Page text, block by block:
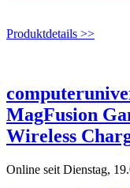
Produktdetails >>
MagFusion
Wireless
Online seit Dienstag,